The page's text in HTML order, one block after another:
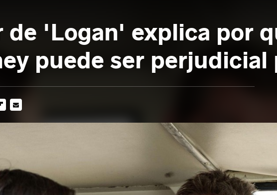
de 'Logan' explica por
puede ser perjudicial